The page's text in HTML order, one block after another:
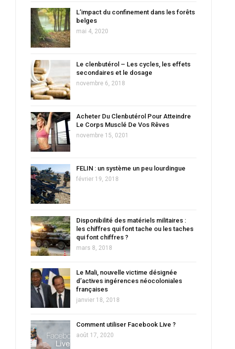
L’impact du confinement dans les forêts
belges
mai 4, 2020
Le clenbutérol – Les cycles, les effets
secondaires et le dosage
novembre 6, 2018
Acheter Du Clenbutérol Pour Atteindre
Le Corps Musclé De Vos Rêves
novembre 15, 0201
FELIN : un système un peu lourdingue
février 19, 2018
Disponibilité des matériels militaires :
les chiffres qui font tache ou les taches
qui font chiffres ?
mars 8, 2018
Le Mali, nouvelle victime désignée
d’actives ingérences néocoloniales
françaises
janvier 18, 2018
Comment utiliser Facebook Live ?
août 17, 2020